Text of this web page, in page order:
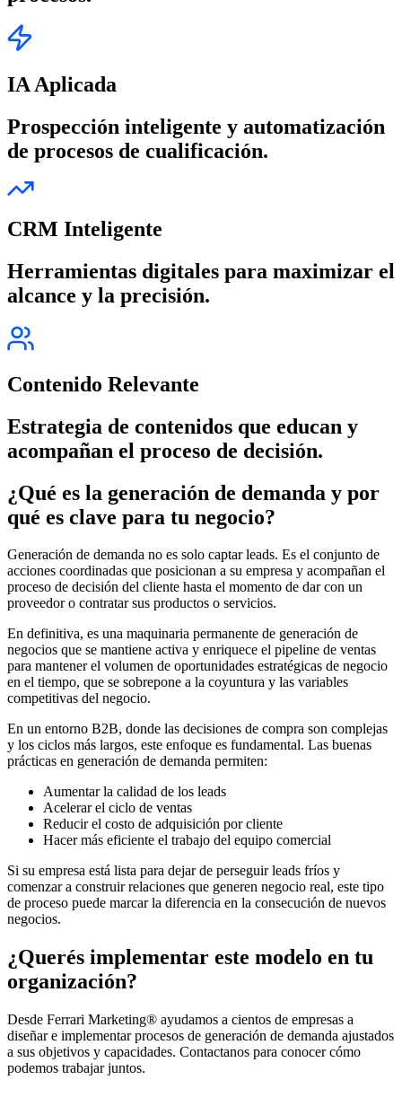
IA Aplicada
Prospección inteligente y automatización
de procesos de cualificación.
CRM Inteligente
Herramientas digitales para maximizar el
alcance y la precisión.
Contenido Relevante
Estrategia de contenidos que educan y
acompañan el proceso de decisión.
¿Qué es la generación de demanda y por
qué es clave para tu negocio?
Generación de demanda no es solo captar leads. Es el conjunto de
acciones coordinadas que posicionan a su empresa y acompañan el
proceso de decisión del cliente hasta el momento de dar con un
proveedor o contratar sus productos o servicios.
En definitiva, es una maquinaria permanente de generación de
negocios que se mantiene activa y enriquece el pipeline de ventas
para mantener el volumen de oportunidades estratégicas de negocio
en el tiempo, que se sobrepone a la coyuntura y las variables
competitivas del negocio.
En un entorno B2B, donde las decisiones de compra son complejas
y los ciclos más largos, este enfoque es fundamental. Las buenas
prácticas en generación de demanda permiten:
Aumentar la calidad de los leads
Acelerar el ciclo de ventas
Reducir el costo de adquisición por cliente
Hacer más eficiente el trabajo del equipo comercial
Si su empresa está lista para dejar de perseguir leads fríos y
comenzar a construir relaciones que generen negocio real, este tipo
de proceso puede marcar la diferencia en la consecución de nuevos
negocios.
¿Querés implementar este modelo en tu
organización?
Desde Ferrari Marketing® ayudamos a cientos de empresas a
diseñar e implementar procesos de generación de demanda ajustados
a sus objetivos y capacidades. Contactanos para conocer cómo
podemos trabajar juntos.